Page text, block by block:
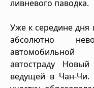
ливневого паводка.
Уже к середине дня
абсолютно
автостраду
ведущей в Чан-Чи.